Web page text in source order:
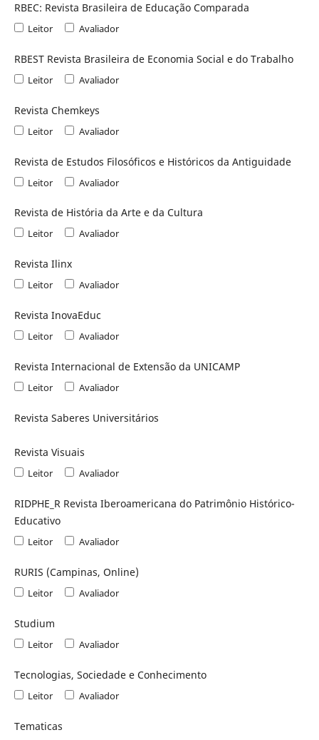
RBEC: Revista Brasileira de Educação Comparada
Leitor Avaliador
RBEST Revista Brasileira de Economia Social e do Trabalho
Leitor Avaliador
Revista Chemkeys
Leitor Avaliador
Revista de Estudos Filosóficos e Históricos da Antiguidade
Leitor Avaliador
Revista de História da Arte e da Cultura
Leitor Avaliador
Revista Ilinx
Leitor Avaliador
Revista InovaEduc
Leitor Avaliador
Revista Internacional de Extensão da UNICAMP
Leitor Avaliador
Revista Saberes Universitários
Revista Visuais
Leitor Avaliador
RIDPHE_R Revista Iberoamericana do Patrimônio Histórico-
Educativo
Leitor Avaliador
RURIS (Campinas, Online)
Leitor Avaliador
Studium
Leitor Avaliador
Tecnologias, Sociedade e Conhecimento
Leitor Avaliador
Tematicas